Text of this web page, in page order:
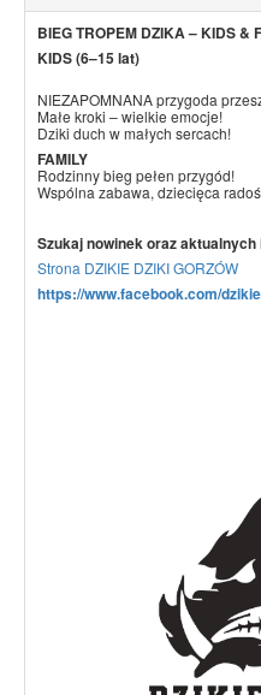
BIEG TROPEM DZIKA – KIDS &
KIDS (6–15 lat)
NIEZAPOMNANA przygoda
Małe kroki – wielkie emocje!
Dziki duch w małych sercach!
FAMILY
Rodzinny bieg pełen przygód!
Wspólna zabawa, dziecięca
Szukaj nowinek oraz
Strona DZIKIE DZIKI GORZÓW
https://www.facebook.com/